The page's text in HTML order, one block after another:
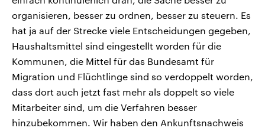
organisieren, besser zu ordnen, besser zu steuern. Es
hat ja auf der Strecke viele Entscheidungen gegeben,
Haushaltsmittel sind eingestellt worden für die
Kommunen, die Mittel für das Bundesamt für
Migration und Flüchtlinge sind so verdoppelt worden,
dass dort auch jetzt fast mehr als doppelt so viele
Mitarbeiter sind, um die Verfahren besser
hinzubekommen. Wir haben den Ankunftsnachweis